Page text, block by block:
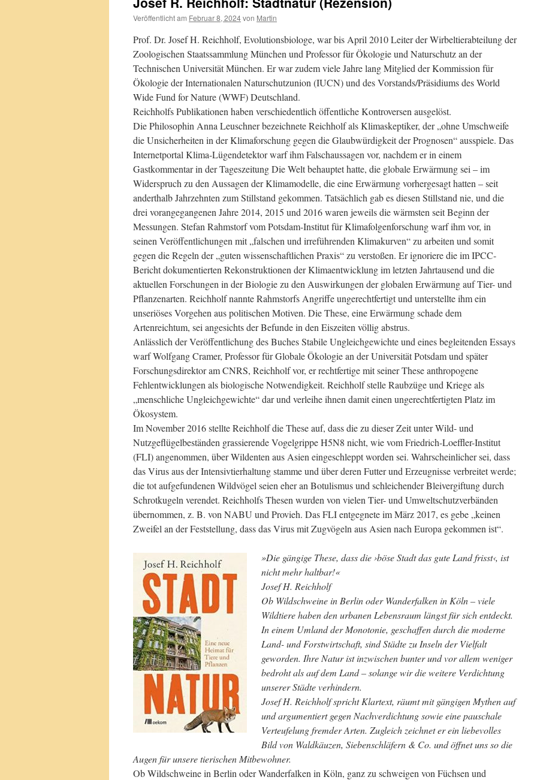
Veröffentlicht am Februar 8, 2024von Martin
Prof. Dr. Josef H. Reichholf, Evolutionsbiologe, war bis April 2010 Leiter der Wirbeltierabteilung der
Zoologischen Staatssammlung München und Professor für Ökologie und Naturschutz an der
Technischen Universität München. Er war zudem viele Jahre lang Mitglied der Kommission für
Ökologie der Internationalen Naturschutzunion (IUCN) und des Vorstands/Präsidiums des World
Wide Fund for Nature (WWF) Deutschland.
Reichholfs Publikationen haben verschiedentlich öffentliche Kontroversen ausgelöst.
Die Philosophin Anna Leuschner bezeichnete Reichholf als Klimaskeptiker, der „ohne Umschweife
die Unsicherheiten in der Klimaforschung gegen die Glaubwürdigkeit der Prognosen“ ausspiele. Das
Internetportal Klima-Lügendetektor warf ihm Falschaussagen vor, nachdem er in einem
Gastkommentar in der Tageszeitung Die Welt behauptet hatte, die globale Erwärmung sei – im
Widerspruch zu den Aussagen der Klimamodelle, die eine Erwärmung vorhergesagt hatten – seit
anderthalb Jahrzehnten zum Stillstand gekommen. Tatsächlich gab es diesen Stillstand nie, und die
drei vorangegangenen Jahre 2014, 2015 und 2016 waren jeweils die wärmsten seit Beginn der
Messungen. Stefan Rahmstorf vom Potsdam-Institut für Klimafolgenforschung warf ihm vor, in
seinen Veröffentlichungen mit „falschen und irreführenden Klimakurven“ zu arbeiten und somit
gegen die Regeln der „guten wissenschaftlichen Praxis“ zu verstoßen. Er ignoriere die im IPCC-
Bericht dokumentierten Rekonstruktionen der Klimaentwicklung im letzten Jahrtausend und die
aktuellen Forschungen in der Biologie zu den Auswirkungen der globalen Erwärmung auf Tier- und
Pflanzenarten. Reichholf nannte Rahmstorfs Angriffe ungerechtfertigt und unterstellte ihm ein
unseriöses Vorgehen aus politischen Motiven. Die These, eine Erwärmung schade dem
Artenreichtum, sei angesichts der Befunde in den Eiszeiten völlig abstrus.
Anlässlich der Veröffentlichung des Buches Stabile Ungleichgewichte und eines begleitenden Essays
warf Wolfgang Cramer, Professor für Globale Ökologie an der Universität Potsdam und später
Forschungsdirektor am CNRS, Reichholf vor, er rechtfertige mit seiner These anthropogene
Fehlentwicklungen als biologische Notwendigkeit. Reichholf stelle Raubzüge und Kriege als
„menschliche Ungleichgewichte“ dar und verleihe ihnen damit einen ungerechtfertigten Platz im
Ökosystem.
Im November 2016 stellte Reichholf die These auf, dass die zu dieser Zeit unter Wild- und
Nutzgeflügelbeständen grassierende Vogelgrippe H5N8 nicht, wie vom Friedrich-Loeffler-Institut
(FLI) angenommen, über Wildenten aus Asien eingeschleppt worden sei. Wahrscheinlicher sei, dass
das Virus aus der Intensivtierhaltung stamme und über deren Futter und Erzeugnisse verbreitet werde;
die tot aufgefundenen Wildvögel seien eher an Botulismus und schleichender Bleivergiftung durch
Schrotkugeln verendet. Reichholfs Thesen wurden von vielen Tier- und Umweltschutzverbänden
übernommen, z. B. von NABU und Provieh. Das FLI entgegnete im März 2017, es gebe „keinen
Zweifel an der Feststellung, dass das Virus mit Zugvögeln aus Asien nach Europa gekommen ist“.
»Die gängige These, dass die ›böse Stadt das gute Land frisst‹, ist
nicht mehr haltbar!«
Josef H. Reichholf
Ob Wildschweine in Berlin oder Wanderfalken in Köln – viele
Wildtiere haben den urbanen Lebensraum längst für sich entdeckt.
In einem Umland der Monotonie, geschaffen durch die moderne
Land- und Forstwirtschaft, sind Städte zu Inseln der Vielfalt
geworden. Ihre Natur ist inzwischen bunter und vor allem weniger
bedroht als auf dem Land – solange wir die weitere Verdichtung
unserer Städte verhindern.
Josef H. Reichholf spricht Klartext, räumt mit gängigen Mythen auf
und argumentiert gegen Nachverdichtung sowie eine pauschale
Verteufelung fremder Arten. Zugleich zeichnet er ein liebevolles
Bild von Waldkäuzen, Siebenschläfern & Co. und öffnet uns so die
Augen für unsere tierischen Mitbewohner.
Ob Wildschweine in Berlin oder Wanderfalken in Köln, ganz zu schweigen von Füchsen und